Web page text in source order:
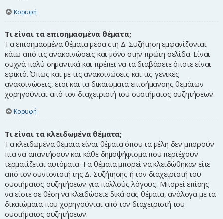
Κορυφή
Τι είναι τα επισημασμένα θέματα;
Τα επισημασμένα θέματα μέσα στη Δ. Συζήτηση εμφανίζονται
κάτω από τις ανακοινώσεις και μόνο στην πρώτη σελίδα. Είναι
συχνά πολύ σημαντικά και πρέπει να τα διαβάσετε όποτε είναι
εφικτό. Όπως και με τις ανακοινώσεις και τις γενικές
ανακοινώσεις, έτσι και τα δικαιώματα επισήμανσης θεμάτων
χορηγούνται από τον διαχειριστή του συστήματος συζητήσεων.
Κορυφή
Τι είναι τα κλειδωμένα θέματα;
Τα κλειδωμένα θέματα είναι θέματα όπου τα μέλη δεν μπορούν
πια να απαντήσουν και κάθε δημοψήφισμα που περιέχουν
τερματίζεται αυτόματα. Τα θέματα μπορεί να κλειδώθηκαν είτε
από τον συντονιστή της Δ. Συζήτησης ή τον διαχειριστή του
συστήματος συζητήσεων για πολλούς λόγους. Μπορεί επίσης
να είστε σε θέση να κλειδώσετε δικά σας θέματα, ανάλογα με τα
δικαιώματα που χορηγούνται από τον διαχειριστή του
συστήματος συζητήσεων.